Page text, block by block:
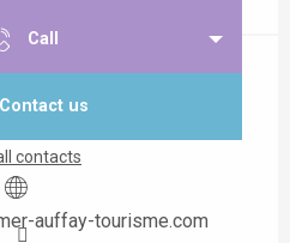
Call
Contact us
contacts
auffay-tourisme.com